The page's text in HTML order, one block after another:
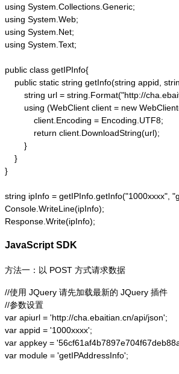
using System.Collections.Generic;
using System.Web;
using System.Net;
using System.Text;
public class getIPInfo{
public static string getInfo(string appid,
string url = string.Format("http://
using (WebClient client = new
            client.Encoding = Encoding.UTF8;
            return client.DownloadString(url);
        }
    }
}
string ipInfo = getIPInfo.getInfo("1000xxxx",
Console.WriteLine(ipInfo);
Response.Write(ipInfo);
JavaScript SDK
方法一：以 POST 方式请求数据
//使用 JQuery 请先加载最新的 JQuery 插件
//参数设置
var apiurl = 'http://cha.ebaitian.cn/api/json';
var appid = '1000xxxx';
var appkey =
var module = 'getIPAddressInfo';